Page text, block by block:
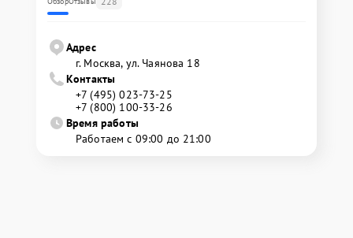
Адрес
г. Москва, ул. Чаянова 18
Контакты
+7 (495) 023-73-25
+7 (800) 100-33-26
Время работы
Работаем с 09:00 до 21:00